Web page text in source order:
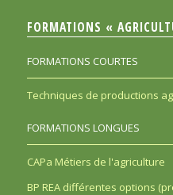
FORMATIONS «
FORMATIONS COURTES
Techniques de productions
FORMATIONS LONGUES
CAPa Métiers de l'agriculture
BP REA différentes options